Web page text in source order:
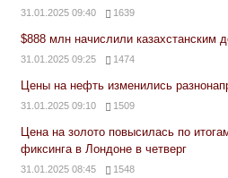
31.01.2025 09:40 1639
$888 млн начислили казахстанским
31.01.2025 09:25 1474
Цены на нефть изменились
31.01.2025 09:10 1509
Цена на золото повысилась по
фиксинга в Лондоне в четверг
31.01.2025 08:45 1548